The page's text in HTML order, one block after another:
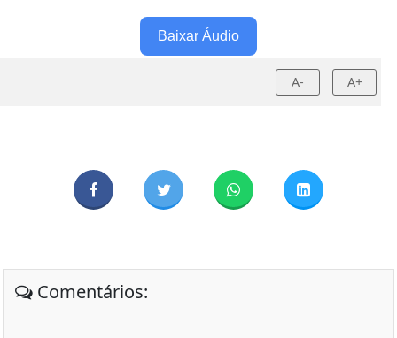
Baixar Áudio
A- A+
Comentários: